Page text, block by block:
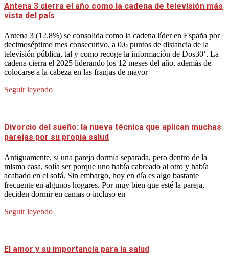
Antena 3 cierra el año como la cadena de televisión más
vista del país
Antena 3 (12.8%) se consolida como la cadena líder en España por
decimoséptimo mes consecutivo, a 0.6 puntos de distancia de la
televisión pública, tal y como recoge la información de Dos30‘. La
cadena cierra el 2025 liderando los 12 meses del año, además de
colocarse a la cabeza en las franjas de mayor
Seguir leyendo
Divorcio del sueño: la nueva técnica que aplican muchas
parejas por su propia salud
Antiguamente, si una pareja dormía separada, pero dentro de la
misma casa, solía ser porque uno había cabreado al otro y había
acabado en el sofá. Sin embargo, hoy en día es algo bastante
frecuente en algunos hogares. Por muy bien que esté la pareja,
deciden dormir en camas o incluso en
Seguir leyendo
El amor y su importancia para la salud